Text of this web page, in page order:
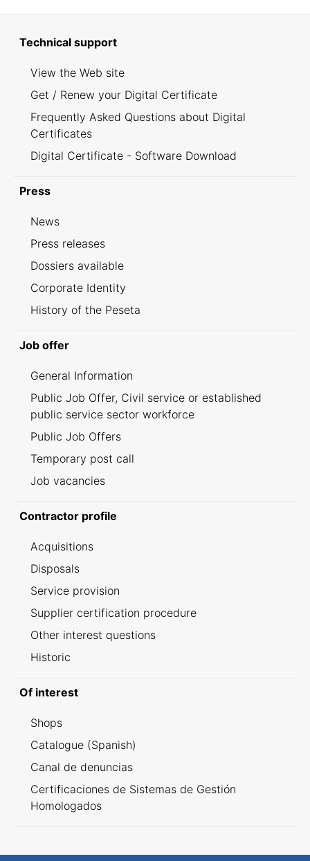
Technical support
View the Web site
Get / Renew your Digital Certificate
Frequently Asked Questions about Digital
Certificates
Digital Certificate - Software Download
Press
News
Press releases
Dossiers available
Corporate Identity
History of the Peseta
Job offer
General Information
Public Job Offer, Civil service or established
public service sector workforce
Public Job Offers
Temporary post call
Job vacancies
Contractor profile
Acquisitions
Disposals
Service provision
Supplier certification procedure
Other interest questions
Historic
Of interest
Shops
Catalogue (Spanish)
Canal de denuncias
Certificaciones de Sistemas de Gestión
Homologados